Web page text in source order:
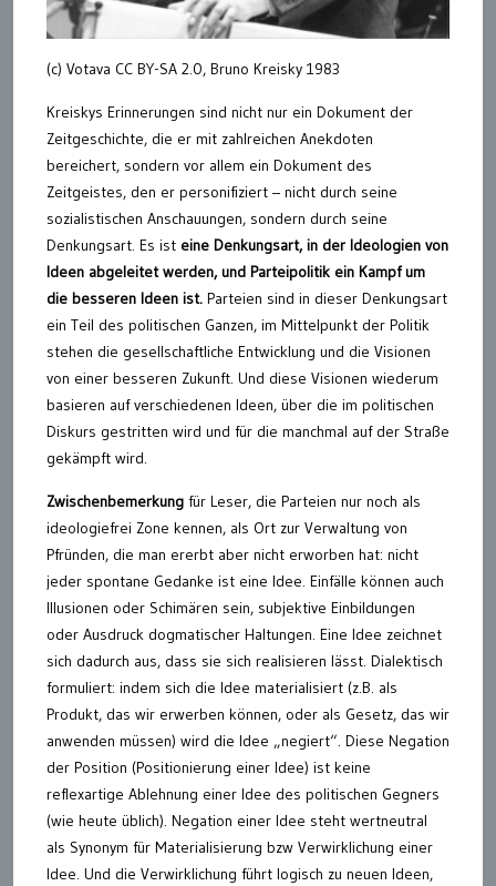
(c) Votava CC BY-SA 2.0, Bruno Kreisky 1983
Kreiskys Erinnerungen sind nicht nur ein Dokument der
Zeitgeschichte, die er mit zahlreichen Anekdoten
bereichert, sondern vor allem ein Dokument des
Zeitgeistes, den er personifiziert – nicht durch seine
sozialistischen Anschauungen, sondern durch seine
Denkungsart. Es ist eine Denkungsart, in der Ideologien von
Ideen abgeleitet werden, und Parteipolitik ein Kampf um
die besseren Ideen ist. Parteien sind in dieser Denkungsart
ein Teil des politischen Ganzen, im Mittelpunkt der Politik
stehen die gesellschaftliche Entwicklung und die Visionen
von einer besseren Zukunft. Und diese Visionen wiederum
basieren auf verschiedenen Ideen, über die im politischen
Diskurs gestritten wird und für die manchmal auf der Straße
gekämpft wird.
Zwischenbemerkung für Leser, die Parteien nur noch als
ideologiefrei Zone kennen, als Ort zur Verwaltung von
Pfründen, die man ererbt aber nicht erworben hat: nicht
jeder spontane Gedanke ist eine Idee. Einfälle können auch
Illusionen oder Schimären sein, subjektive Einbildungen
oder Ausdruck dogmatischer Haltungen. Eine Idee zeichnet
sich dadurch aus, dass sie sich realisieren lässt. Dialektisch
formuliert: indem sich die Idee materialisiert (z.B. als
Produkt, das wir erwerben können, oder als Gesetz, das wir
anwenden müssen) wird die Idee „negiert“. Diese Negation
der Position (Positionierung einer Idee) ist keine
reflexartige Ablehnung einer Idee des politischen Gegners
(wie heute üblich). Negation einer Idee steht wertneutral
als Synonym für Materialisierung bzw Verwirklichung einer
Idee. Und die Verwirklichung führt logisch zu neuen Ideen,